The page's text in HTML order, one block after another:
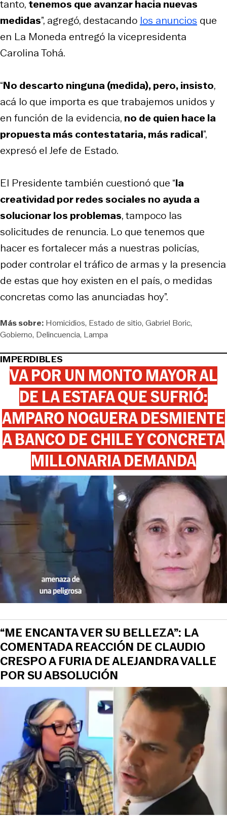
tanto, tenemos que avanzar hacia nuevas
medidas”, agregó, destacando los anuncios que
en La Moneda entregó la vicepresidenta
Carolina Tohá.
“No descarto ninguna (medida), pero, insisto,
acá lo que importa es que trabajemos unidos y
en función de la evidencia, no de quien hace la
propuesta más contestataria, más radical”,
expresó el Jefe de Estado.
El Presidente también cuestionó que “la
creatividad por redes sociales no ayuda a
solucionar los problemas, tampoco las
solicitudes de renuncia. Lo que tenemos que
hacer es fortalecer más a nuestras policías,
poder controlar el tráfico de armas y la presencia
de estas que hoy existen en el país, o medidas
concretas como las anunciadas hoy”.
Más sobre: Homicidios Estado de sitio Gabriel Boric
Gobierno Delincuencia Lampa
IMPERDIBLES
VA POR UN MONTO MAYOR AL
DE LA ESTAFA QUE SUFRIÓ:
AMPARO NOGUERA DESMIENTE
A BANCO DE CHILE Y CONCRETA
MILLONARIA DEMANDA
“ME ENCANTA VER SU BELLEZA”: LA
COMENTADA REACCIÓN DE CLAUDIO
CRESPO A FURIA DE ALEJANDRA VALLE
POR SU ABSOLUCIÓN